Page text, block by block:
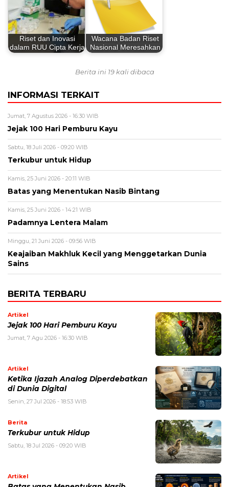
Riset dan Inovasi
dalam RUU Cipta Kerja
Wacana Badan Riset
Nasional Meresahkan
Berita ini 19 kali dibaca
INFORMASI TERKAIT
Jumat, 7 Agustus 2026 - 16:30 WIB
Jejak 100 Hari Pemburu Kayu
Sabtu, 18 Juli 2026 - 09:20 WIB
Terkubur untuk Hidup
Kamis, 25 Juni 2026 - 20:11 WIB
Batas yang Menentukan Nasib Bintang
Kamis, 25 Juni 2026 - 14:21 WIB
Padamnya Lentera Malam
Minggu, 21 Juni 2026 - 09:56 WIB
Keajaiban Makhluk Kecil yang Menggetarkan Dunia
Sains
BERITA TERBARU
Artikel
Jejak 100 Hari Pemburu Kayu
Jumat, 7 Agu 2026 - 16:30 WIB
Artikel
Ketika Ijazah Analog Diperdebatkan
di Dunia Digital
Senin, 27 Jul 2026 - 18:53 WIB
Berita
Terkubur untuk Hidup
Sabtu, 18 Jul 2026 - 09:20 WIB
Artikel